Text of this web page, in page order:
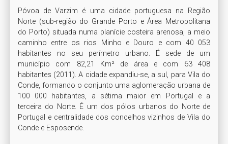
Póvoa de Varzim é uma cidade portuguesa na Região
Norte (sub-região do Grande Porto e Área Metropolitana
do Porto) situada numa planície costeira arenosa, a meio
caminho entre os rios Minho e Douro e com 40 053
habitantes no seu perímetro urbano. É sede de um
município com 82,21 Km² de área e com 63 408
habitantes (2011). A cidade expandiu-se, a sul, para Vila do
Conde, formando o conjunto uma aglomeração urbana de
100 000 habitantes, a sétima maior em Portugal e a
terceira do Norte. É um dos pólos urbanos do Norte de
Portugal e centralidade dos concelhos vizinhos de Vila do
Conde e Esposende.